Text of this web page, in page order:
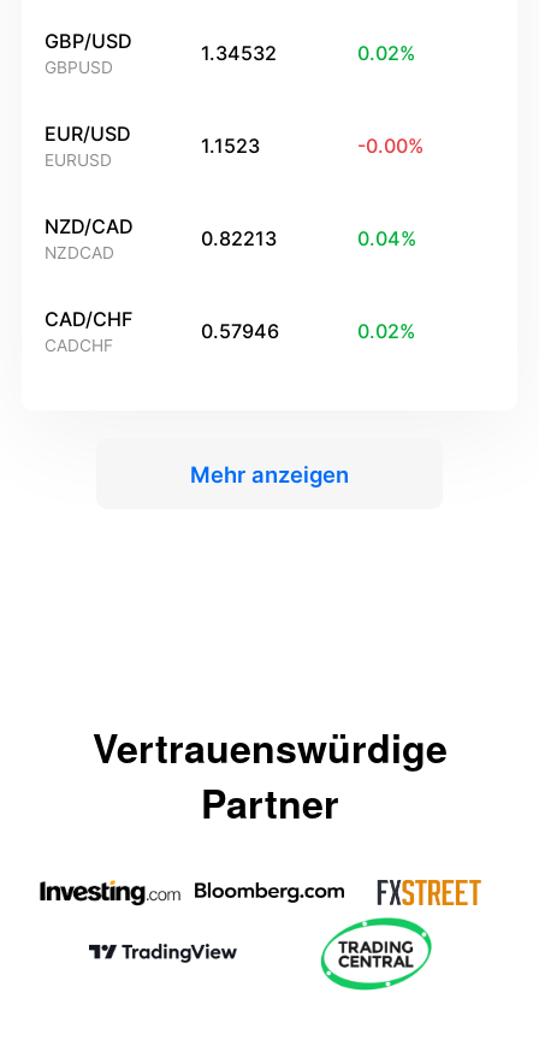
GBP/USD
GBPUSD
1.34532 0.02%
EUR/USD
EURUSD
1.1523 -0.00%
NZD/CAD
NZDCAD
0.82213 0.04%
CAD/CHF
CADCHF
0.57946 0.02%
Mehr anzeigen
Vertrauenswürdige
Partner